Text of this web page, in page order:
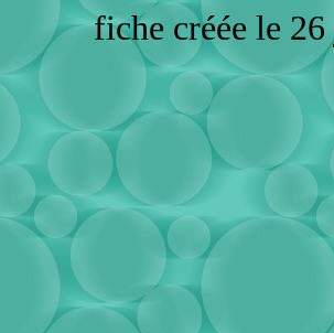
fiche créée le